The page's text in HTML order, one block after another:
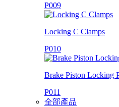
P009
Locking C Clamps
P010
Brake Piston Locking
P011
全部產品